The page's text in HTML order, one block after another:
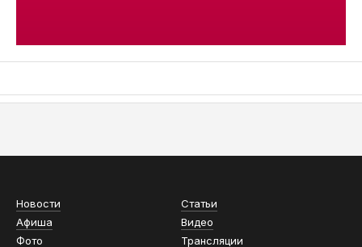
Новости
Статьи
Афиша
Видео
Фото
Трансляции